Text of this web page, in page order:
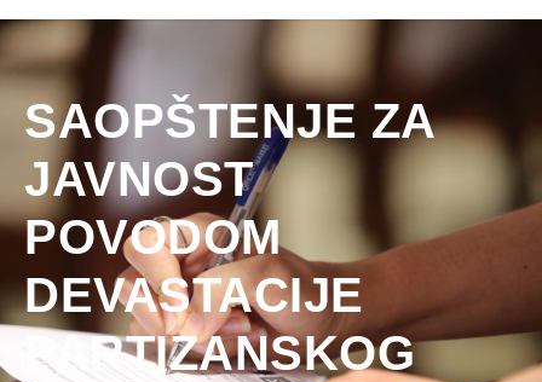
SAOPŠTENJE ZA
JAVNOST
POVODOM
DEVASTACIJE
PARTIZANSKOG